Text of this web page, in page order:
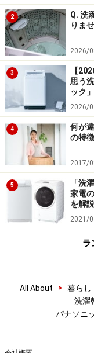
2
Q. 洗
りま
2026/
3
【
思う
ック
2026/
4
何が
の特徴
2017/
5
「洗
家電
を解説
2021/
ラ
All About > 暮らし
洗濯
パナソニ